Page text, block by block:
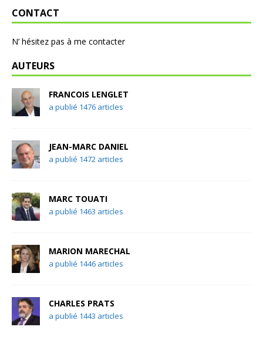
CONTACT
N’ hésitez pas à me contacter
AUTEURS
FRANCOIS LENGLET
a publié 1476 articles
JEAN-MARC DANIEL
a publié 1472 articles
MARC TOUATI
a publié 1463 articles
MARION MARECHAL
a publié 1446 articles
CHARLES PRATS
a publié 1443 articles